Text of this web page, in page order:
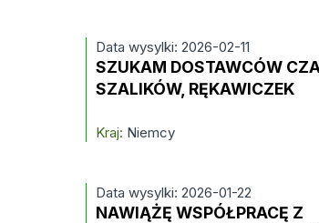
Data wysylki: 2026-02-11
SZUKAM DOSTAWCÓW
SZALIKÓW, RĘKAWICZEK
Kraj: Niemcy
Data wysylki: 2026-01-22
NAWIĄŻĘ WSPÓŁPRACĘ Z